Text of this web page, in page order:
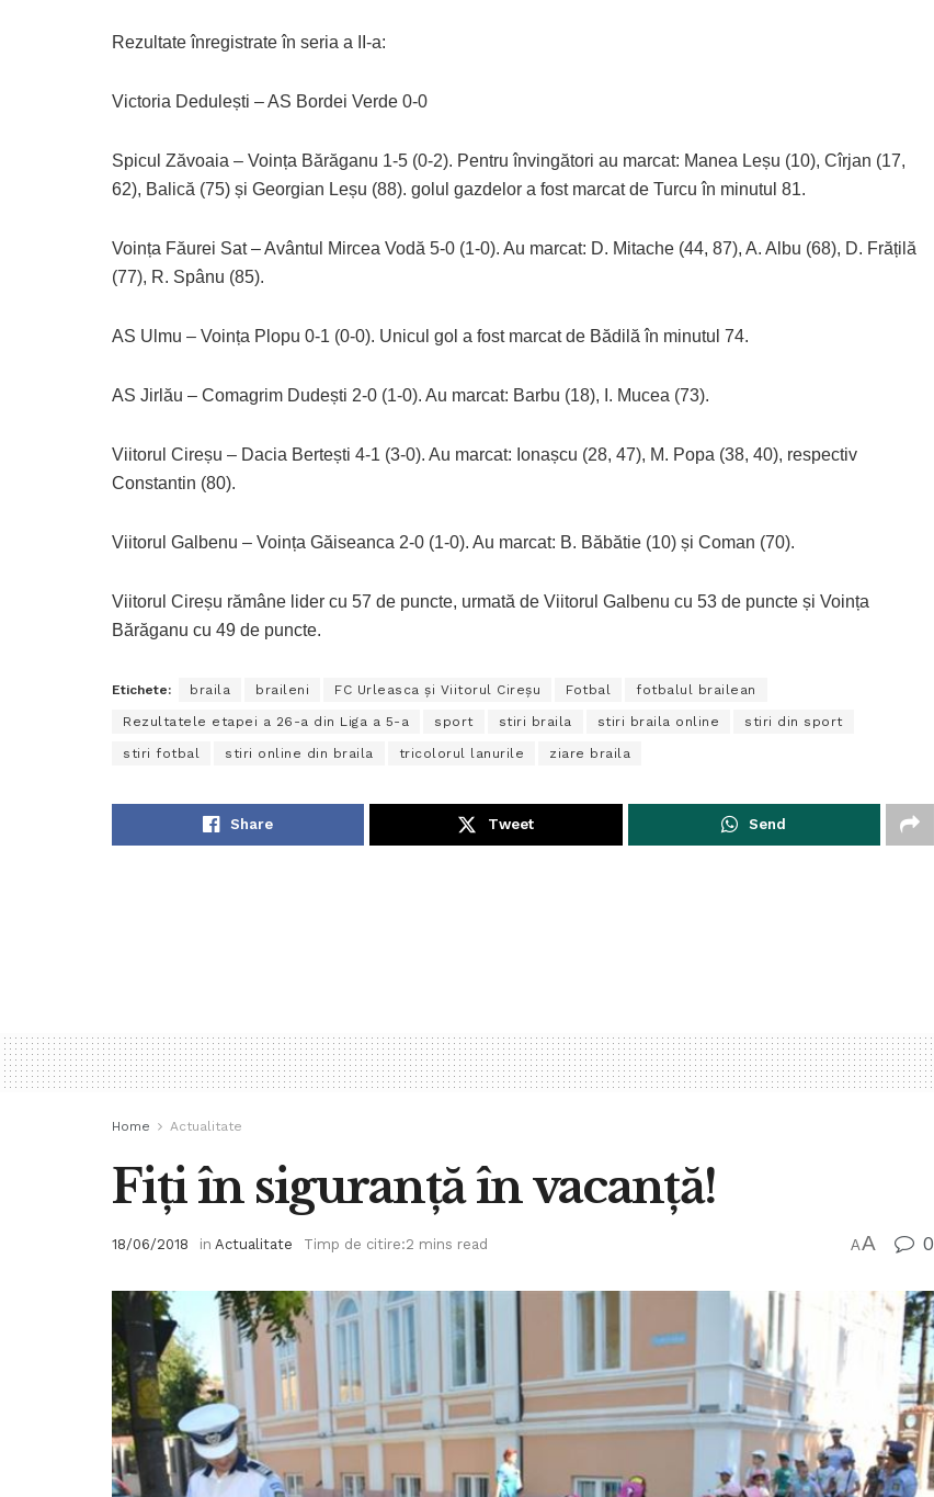
Rezultate înregistrate în seria a II-a:
Victoria Dedulești – AS Bordei Verde 0-0
Spicul Zăvoaia – Voința Bărăganu 1-5 (0-2). Pentru învingători au marcat: Manea Leșu (10), Cîrjan (17,
62), Balică (75) și Georgian Leșu (88). golul gazdelor a fost marcat de Turcu în minutul 81.
Voința Făurei Sat – Avântul Mircea Vodă 5-0 (1-0). Au marcat: D. Mitache (44, 87), A. Albu (68), D. Frățilă
(77), R. Spânu (85).
AS Ulmu – Voința Plopu 0-1 (0-0). Unicul gol a fost marcat de Bădilă în minutul 74.
AS Jirlău – Comagrim Dudești 2-0 (1-0). Au marcat: Barbu (18), I. Mucea (73).
Viitorul Cireșu – Dacia Bertești 4-1 (3-0). Au marcat: Ionașcu (28, 47), M. Popa (38, 40), respectiv
Constantin (80).
Viitorul Galbenu – Voința Găiseanca 2-0 (1-0). Au marcat: B. Băbătie (10) și Coman (70).
Viitorul Cireșu rămâne lider cu 57 de puncte, urmată de Viitorul Galbenu cu 53 de puncte și Voința
Bărăganu cu 49 de puncte.
Etichete: braila braileni FC Urleasca și Viitorul Cireșu Fotbal fotbalul brailean
Rezultatele etapei a 26-a din Liga a 5-a sport stiri braila stiri braila online stiri din sport
stiri fotbal stiri online din braila tricolorul lanurile ziare braila
Share Tweet Send
Home Actualitate
Fiţi în siguranţă în vacanţă!
18/06/2018 in Actualitate Timp de citire:2 mins read AA 0